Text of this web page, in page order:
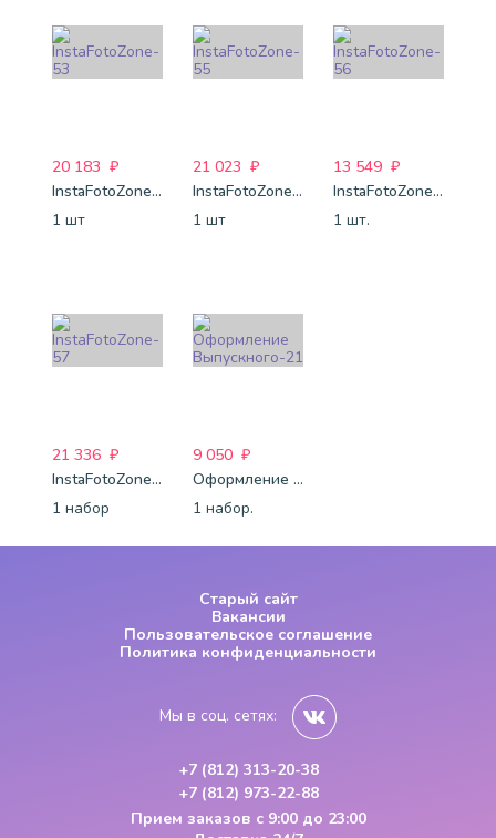
20 183 ₽
InstaFotoZone-53
1 шт
21 023 ₽
InstaFotoZone-55
1 шт
13 549 ₽
InstaFotoZone-56
1 шт.
21 336 ₽
InstaFotoZone-57
1 набор
9 050 ₽
Оформление Выпускного-21
1 набор.
Старый сайт
Вакансии
Пользовательское соглашение
Политика конфиденциальности
Мы в соц. сетях:
+7 (812) 313-20-38
+7 (812) 973-22-88
Прием заказов с 9:00 до 23:00